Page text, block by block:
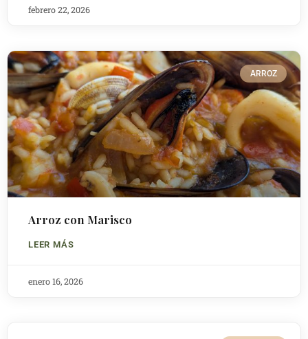
febrero 22, 2026
ARROZ
Arroz con Marisco
LEER MÁS
enero 16, 2026